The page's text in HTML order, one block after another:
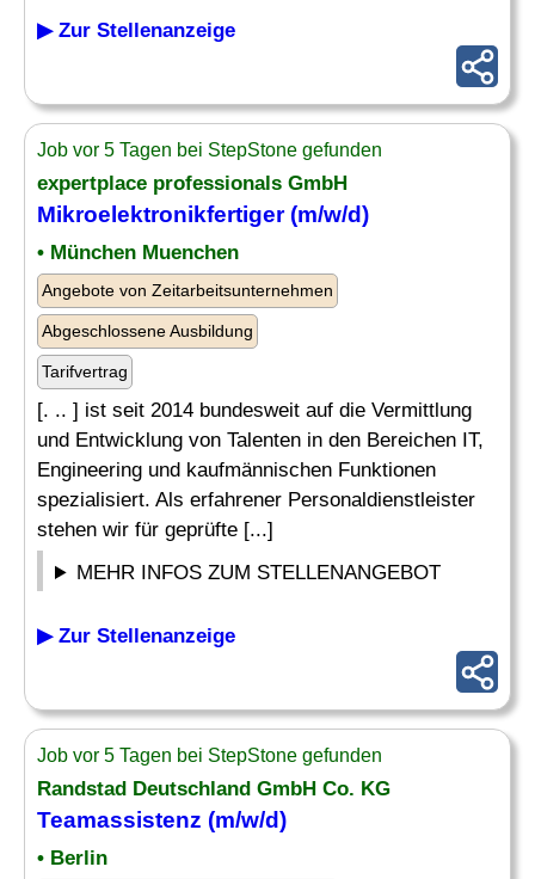
▶ Zur Stellenanzeige
Job vor 5 Tagen bei StepStone gefunden
expertplace professionals GmbH
Mikroelektronikfertiger (m/w/d)
• München Muenchen
Angebote von Zeitarbeitsunternehmen
Abgeschlossene Ausbildung
Tarifvertrag
[. .. ] ist seit 2014 bundesweit auf die Vermittlung
und Entwicklung von Talenten in den Bereichen IT,
Engineering und kaufmännischen Funktionen
spezialisiert. Als erfahrener Personaldienstleister
stehen wir für geprüfte [...]
MEHR INFOS ZUM STELLENANGEBOT
▶ Zur Stellenanzeige
Job vor 5 Tagen bei StepStone gefunden
Randstad Deutschland GmbH Co. KG
Teamassistenz (m/w/d)
• Berlin